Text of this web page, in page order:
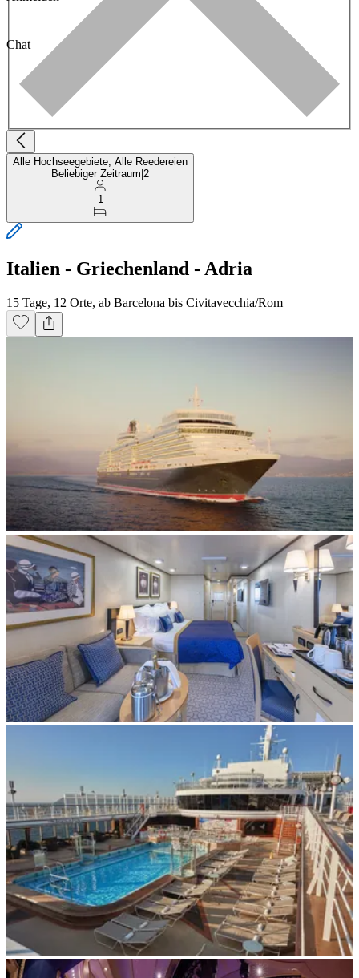
Chat
Alle Hochseegebiete, Alle Reedereien
Beliebiger Zeitraum 2
1
Italien - Griechenland - Adria
15 Tage, 12 Orte, ab Barcelona bis Civitavecchia/Rom